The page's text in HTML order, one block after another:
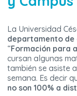
La Universidad
departamento de
“Formación para
cursan algunas
también se asiste
semana. Es decir
no son 100% a